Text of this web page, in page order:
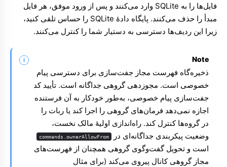
فایل‌ها را به SQLite وارد می‌کنند و پس از ورود موفق، هر فایل
مبدأ را حذف می‌کنند. پایگاه دادهٔ SQLite را حساس تلقی کنید،
زیرا این ردیف‌ها دسترسی به دستیار شما را کنترل می‌کنند.
Note
ذخیره‌گاه فهرست مجاز جفت‌سازی برای دسترسی پیام
خصوصی است. مجوزدهی گروهی جداگانه است. تأیید کد
جفت‌سازی پیام خصوصی، به‌طور خودکار به آن فرستنده
اجازه نمی‌دهد فرمان‌های گروهی را اجرا کند یا ربات را
در گروه‌ها کنترل کند. راه‌اندازی اولیهٔ مالک نخست،
وضعیت پیکربندی جداگانه‌ای در
commands.ownerAllowFrom
است و تحویل گفت‌وگوی گروهی همچنان از فهرست‌های
مجاز گروهی کانال پیروی می‌کند (برای مثال